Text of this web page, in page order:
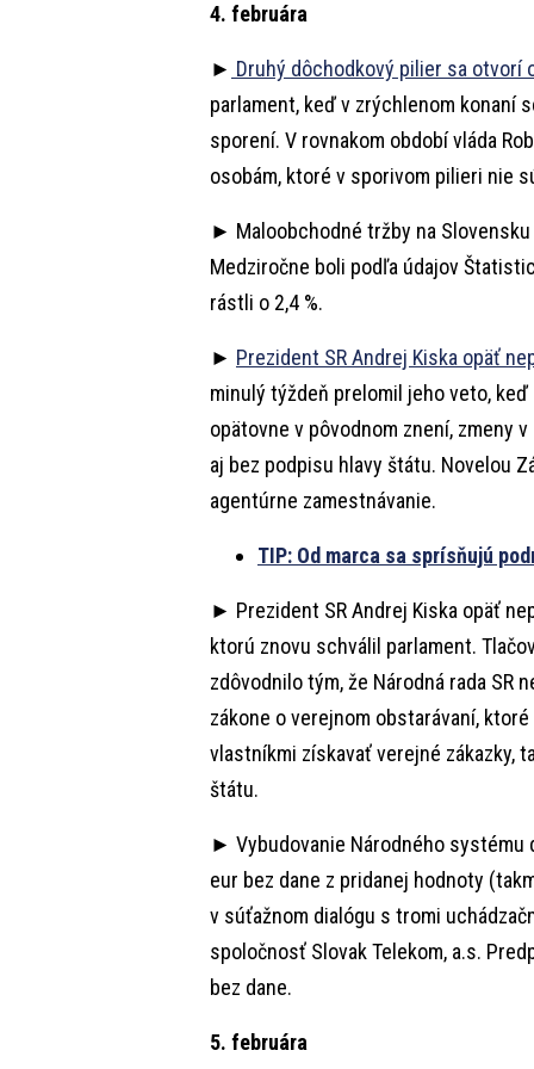
4. februára
► Druhý dôchodkový pilier sa otvorí
parlament, keď v zrýchlenom konaní
sporení. V rovnakom období vláda
osobám, ktoré v sporivom pilieri nie
► Maloobchodné tržby na
Medziročne boli podľa údajov
rástli o 2,4 %.
► Prezident SR Andrej Kiska opäť
minulý týždeň prelomil jeho veto,
opätovne v pôvodnom znení, zmeny
aj bez podpisu hlavy štátu. Novelou
agentúrne zamestnávanie.
TIP: Od marca sa sprísňujú
► Prezident SR Andrej Kiska opäť
ktorú znovu schválil parlament.
zdôvodnilo tým, že Národná rada SR
zákone o verejnom obstarávaní,
vlastníkmi získavať verejné zákazky,
štátu.
► Vybudovanie Národného systému
eur bez dane z pridanej hodnoty
v súťažnom dialógu s tromi
spoločnosť Slovak Telekom, a.s.
bez dane.
5. februára